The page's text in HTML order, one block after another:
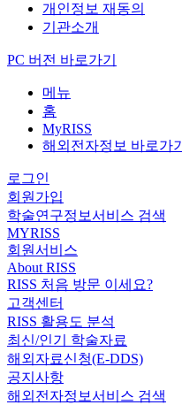
개인정보 재동의
기관소개
PC 버전 바로가기
메뉴
홈
MyRISS
해외전자정보 바로가기
로그인
회원가입
학술연구정보서비스 검색
MYRISS
회원서비스
About RISS
RISS 처음 방문 이세요?
고객센터
RISS 활용도 분석
최신/인기 학술자료
해외자료신청(E-DDS)
공지사항
해외전자정보서비스 검색